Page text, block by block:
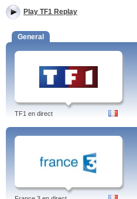
replay !
TF1 Replay fait parti de Replayguide.fr
télévision française. Replayguide.fr
catégories, indépendamment des
télévisé, vous n'avez qu'à cliquer sur
journaux télévisés accessibles en ligne,
À voir sur TF1 Replay :
Secret Story, télé-réalité, très
Série produite en France : Nos
passé.
Qui veut gagner des millions ?,
Autres programmes que vous
Play TF1 Replay
General
TF1 en direct